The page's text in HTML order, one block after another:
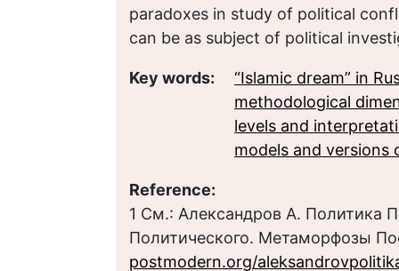
paradoxes in study of political
can be as subject of political
Key words:
“Islamic dream” in
methodological
levels and
models and versions
Reference:
1 См.: Александров А. Политика
Политического. Метаморфозы
postmodern.org/